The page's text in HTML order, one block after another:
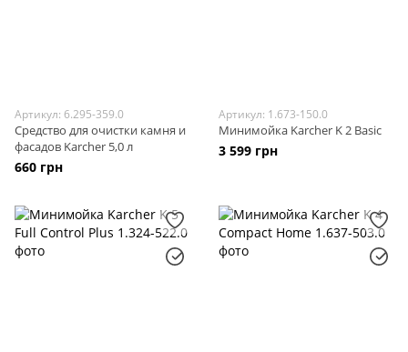
Артикул: 6.295-359.0
Средство для очистки камня и
фасадов Karcher 5,0 л
660 грн
Артикул: 1.673-150.0
Минимойка Karcher K 2 Basic
3 599 грн